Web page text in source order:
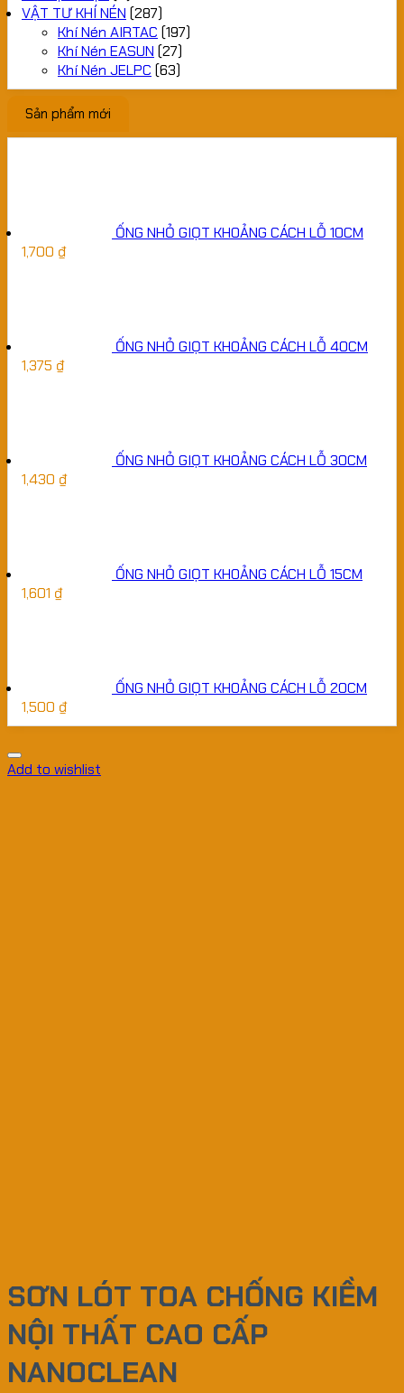
VẬT TƯ KHÍ NÉN (287)
Khí Nén AIRTAC (197)
Khí Nén EASUN (27)
Khí Nén JELPC (63)
Sản phẩm mới
ỐNG NHỎ GIỌT KHOẢNG CÁCH LỖ 10CM
1,700 ₫
ỐNG NHỎ GIỌT KHOẢNG CÁCH LỖ 40CM
1,375 ₫
ỐNG NHỎ GIỌT KHOẢNG CÁCH LỖ 30CM
1,430 ₫
ỐNG NHỎ GIỌT KHOẢNG CÁCH LỖ 15CM
1,601 ₫
ỐNG NHỎ GIỌT KHOẢNG CÁCH LỖ 20CM
1,500 ₫
Add to wishlist
SƠN LÓT TOA CHỐNG KIỀM
NỘI THẤT CAO CẤP
NANOCLEAN